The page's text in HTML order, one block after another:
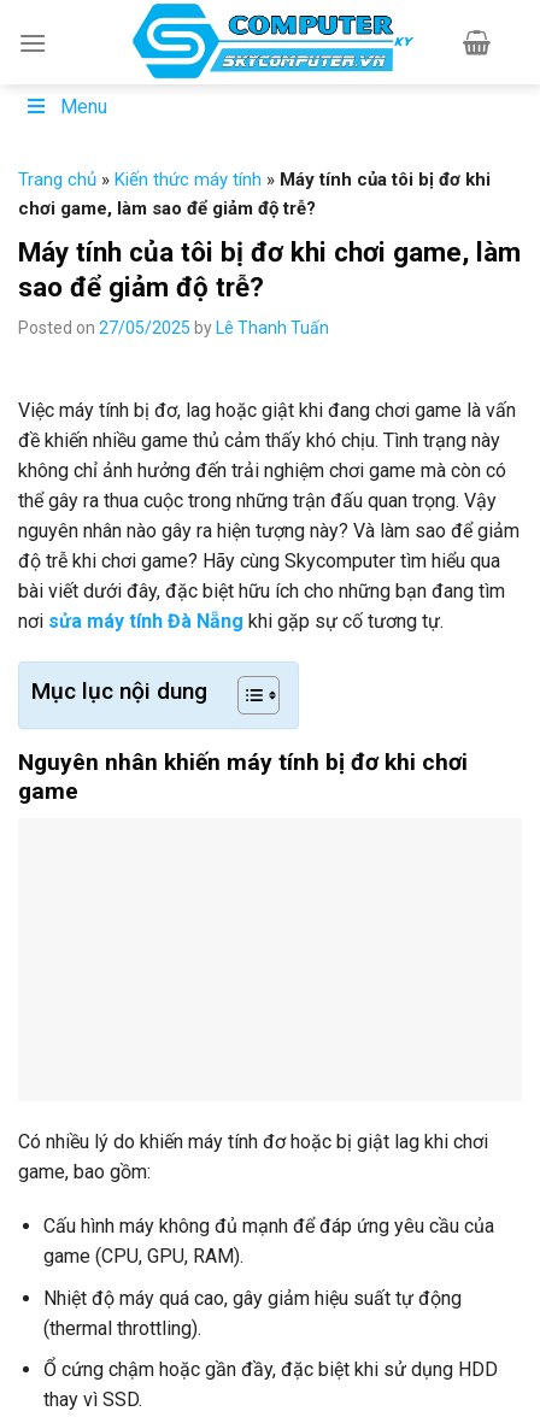
Menu
Trang chủ » Kiến thức máy tính » Máy tính của tôi bị đơ khi
chơi game, làm sao để giảm độ trễ?
Máy tính của tôi bị đơ khi chơi game, làm
sao để giảm độ trễ?
Posted on 27/05/2025 by Lê Thanh Tuấn
Việc máy tính bị đơ, lag hoặc giật khi đang chơi game là vấn
đề khiến nhiều game thủ cảm thấy khó chịu. Tình trạng này
không chỉ ảnh hưởng đến trải nghiệm chơi game mà còn có
thể gây ra thua cuộc trong những trận đấu quan trọng. Vậy
nguyên nhân nào gây ra hiện tượng này? Và làm sao để giảm
độ trễ khi chơi game? Hãy cùng Skycomputer tìm hiểu qua
bài viết dưới đây, đặc biệt hữu ích cho những bạn đang tìm
nơi sửa máy tính Đà Nẵng khi gặp sự cố tương tự.
Mục lục nội dung
Nguyên nhân khiến máy tính bị đơ khi chơi
game
Có nhiều lý do khiến máy tính đơ hoặc bị giật lag khi chơi
game, bao gồm:
Cấu hình máy không đủ mạnh để đáp ứng yêu cầu của
game (CPU, GPU, RAM).
Nhiệt độ máy quá cao, gây giảm hiệu suất tự động
(thermal throttling).
Ổ cứng chậm hoặc gần đầy, đặc biệt khi sử dụng HDD
thay vì SSD.